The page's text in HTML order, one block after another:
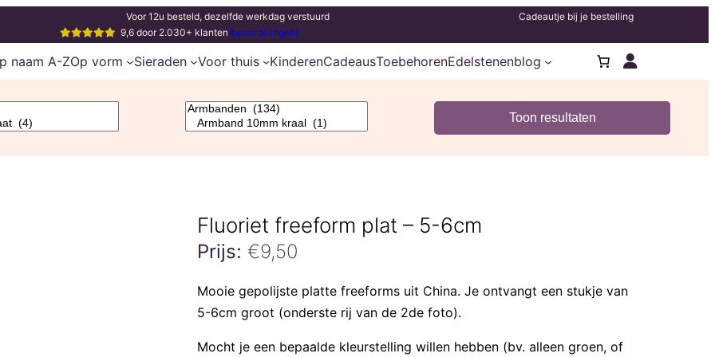
Voor 12u besteld, dezelfde werkdag verstuurd
Cadeautje bij je bestelling
9,6 door 2.030+ klanten(beoordelingen)
naam A-ZOp vorm Sieraden Voor thuis KinderenCadeausToebehorenEdelstenenblog
Fluoriet freeform plat – 5-6cm
Prijs: €9,50
Mooie gepolijste platte freeforms uit China. Je ontvangt een stukje van
5-6cm groot (onderste rij van de 2de foto).
Mocht je een bepaalde kleurstelling willen hebben (bv. alleen groen, of